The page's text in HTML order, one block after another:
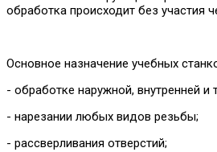
обработка происходит без
Основное назначение учебных
- обработке наружной, внутренней и
- нарезании любых видов резьбы;
- рассверливания отверстий;